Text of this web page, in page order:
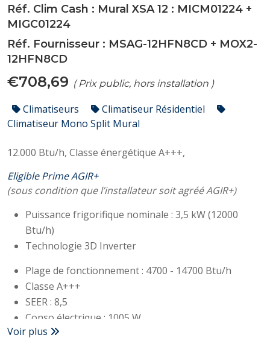
Réf. Clim Cash : Mural XSA 12 : MICM01224 +
MIGC01224
Réf. Fournisseur : MSAG-12HFN8CD + MOX2-
12HFN8CD
€708,69 ( Prix public, hors installation )
Climatiseurs
Climatiseur Résidentiel
Climatiseur Mono Split Mural
12.000 Btu/h, Classe énergétique A+++,
Eligible Prime AGIR+
(sous condition que l’installateur soit agréé AGIR+)
Puissance frigorifique nominale : 3,5 kW (12000
Btu/h)
Technologie 3D Inverter
Plage de fonctionnement : 4700 - 14700 Btu/h
Classe A+++
SEER : 8,5
Conso électrique : 1005 W
Niveau sonore (unité interne/externe) : 22/55dB(A)
Voir plus